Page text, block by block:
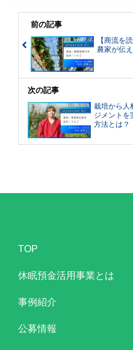
前の記事
【商流を
農家が伝
次の記事
栽培から人
ジメントを
方法とは？
TOP
休眠預金活用事業とは
事例紹介
公募情報